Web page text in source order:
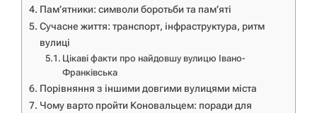
Пам’ятники: символи боротьби та пам’яті
Сучасне життя: транспорт, інфраструктура, ритм
вулиці
Цікаві факти про найдовшу вулицю Івано-
Франківська
Порівняння з іншими довгими вулицями міста
Чому варто пройти Коновальцем: поради для